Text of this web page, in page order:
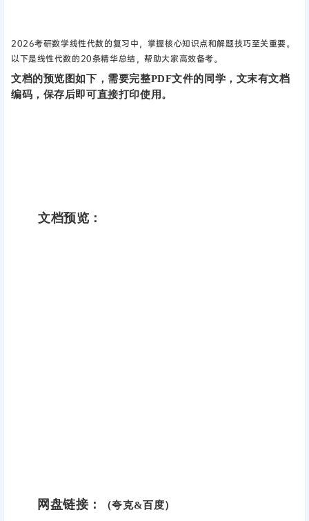
2026考研数学线性代数的复习中，掌握核心知识点和解题技巧至关重要。
以下是线性代数的20条精华总结，帮助大家高效备考。
文档的预览图如下，需要完整PDF文件的同学，文末有文档
编码，保存后即可直接打印使用。
文档预览：
网盘链接： （夸克&百度）